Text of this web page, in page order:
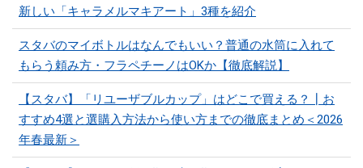
新しい「キャラメルマキアート」3種を紹介
スタバのマイボトルはなんでもいい？普通の水筒に入れて
もらう頼み方・フラペチーノはOKか【徹底解説】
【スタバ】「リユーザブルカップ」はどこで買える？┃お
すすめ4選と選購入方法から使い方までの徹底まとめ＜2026
年春最新＞